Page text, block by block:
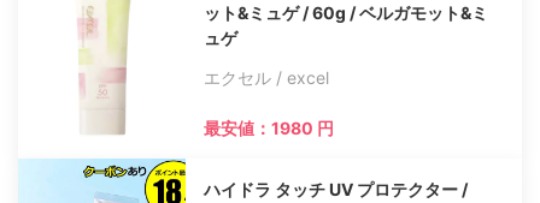
ット&ミュゲ / 60g / ベルガモット&ミ
ュゲ
エクセル / excel
最安値：1980 円
ハイドラ タッチ UV プロテクター /